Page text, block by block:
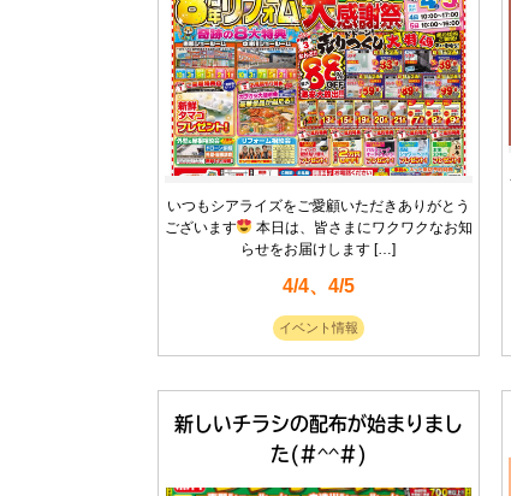
いつもシアライズをご愛顧いただきありがとう
ございます
本日は、皆さまにワクワクなお知
らせをお届けします […]
4/4、4/5
イベント情報
新しいチラシの配布が始まりまし
た(#^^#)